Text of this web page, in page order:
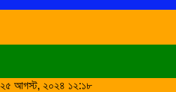
২৫ আগস্ট, ২০২৪ ১১:৫৭